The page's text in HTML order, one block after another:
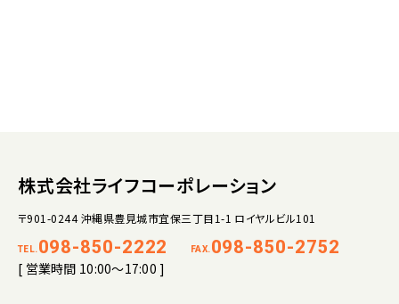
株式会社ライフコーポレーション
〒901-0244 沖縄県豊見城市宜保三丁目1-1 ロイヤルビル101
TEL. 098-850-2222 FAX. 098-850-2752
[ 営業時間 10:00～17:00 ]